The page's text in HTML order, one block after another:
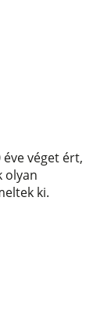
véget ért,
olyan
ki.